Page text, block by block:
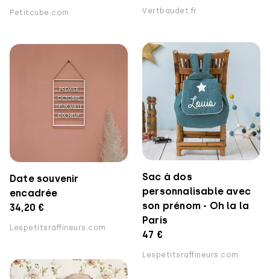
Vertbaudet.fr
Petitcube.com
Sac à dos
personnalisable avec
son prénom - Oh la la
Paris
47 €
Lespetitsraffineurs.com
Date souvenir
encadrée
34,20 €
Lespetitsraffineurs.com